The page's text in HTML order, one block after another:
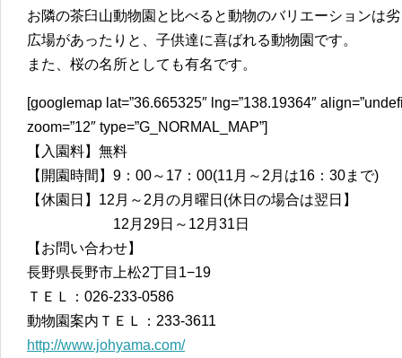
お隣の茶臼山動物園と比べると動物のバリエーションは
広場があったりと、子供達に喜ばれる動物園です。
また、桜の名所としても有名です。
[googlemap lat=”36.665325″ lng=”138.19364″
zoom=”12″ type=”G_NORMAL_MAP”]
【入園料】無料
【開園時間】9：00～17：00(11月～2月は16：30まで)
【休園日】12月～2月の月曜日(休日の場合は翌日】
12月29日～12月31日
【お問い合わせ】
長野県長野市上松2丁目1−19
ＴＥＬ：026-233-0586
動物園案内ＴＥＬ：233-3611
http://www.johyama.com/